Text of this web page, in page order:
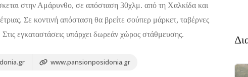
στην Αμάρυνθο, σε απόσταση 30χλμ. από τη Χαλκίδα και
Σε κοντινή απόσταση θα βρείτε σούπερ μάρκετ, ταβέρνες
εγκαταστάσεις υπάρχει δωρεάν χώρος στάθμευσης.
www.pansionposidonia.gr